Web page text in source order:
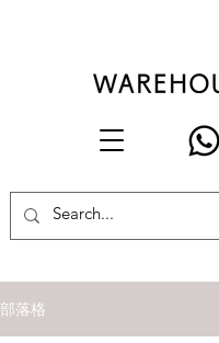
部落格